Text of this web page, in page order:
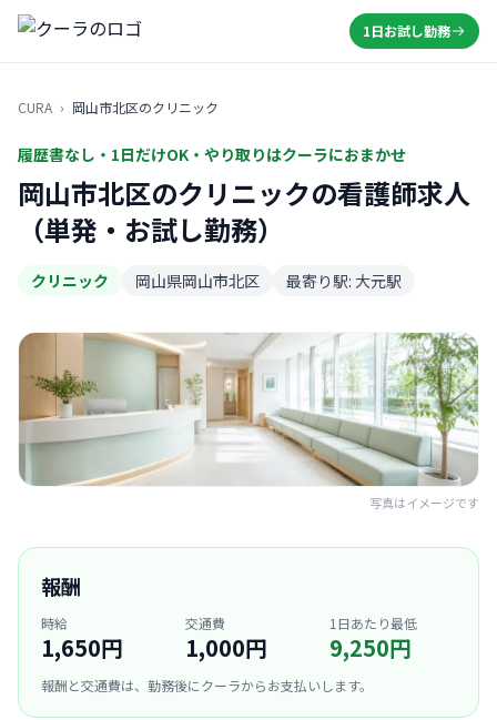
1日お試し勤務
CURA › 岡山市北区のクリニック
履歴書なし・1日だけOK・やり取りはクーラにおまかせ
岡山市北区のクリニックの看護師求人
（単発・お試し勤務）
クリニック 岡山県岡山市北区 最寄り駅: 大元駅
写真はイメージです
報酬
時給
1,650円
交通費
1,000円
1日あたり最低
9,250円
報酬と交通費は、勤務後にクーラからお支払いします。